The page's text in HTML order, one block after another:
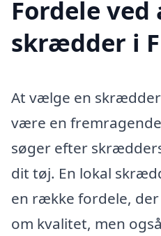
Fordele
skrædder i
At vælge en
være en
søger efter
dit tøj. En lokal
en række fordele,
om kvalitet, men